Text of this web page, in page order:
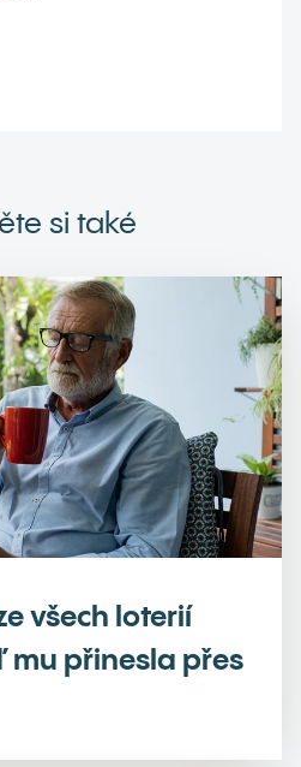
si také
všech loterií
mu přinesla přes